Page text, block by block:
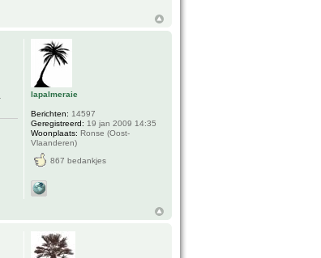
lapalmeraie
Berichten: 14597
Geregistreerd: 19 jan 2009 14:35
Woonplaats: Ronse (Oost-
Vlaanderen)
867 bedankjes